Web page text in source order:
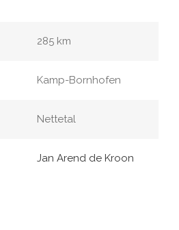
285 km
Kamp-Bornhofen
Nettetal
Jan Arend de Kroon